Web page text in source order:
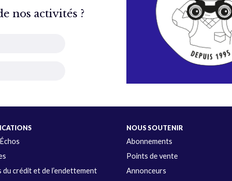
nos activités ?
du crédit et de l’endettement
NOUS SOUTENIR
Abonnements
Points de vente
Annonceurs